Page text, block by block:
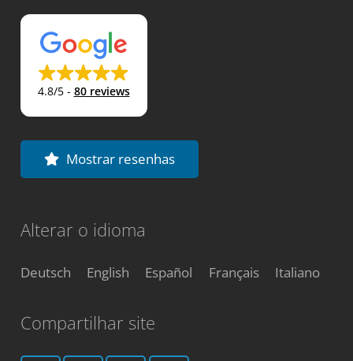
4.8/5 - 80 reviews
Mostrar resenhas
Alterar o idioma
Deutsch English Español Français Italiano
Compartilhar site